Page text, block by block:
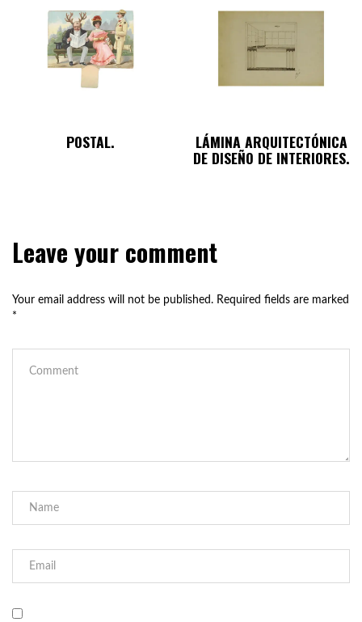
POSTAL. LÁMINA ARQUITECTÓNICA
DE DISEÑO DE INTERIORES.
Leave your comment
Your email address will not be published. Required fields are marked
*